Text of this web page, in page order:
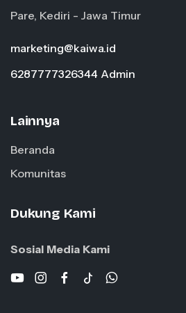
Pare, Kediri - Jawa Timur
marketing@kaiwa.id
6287777326344 Admin
Lainnya
Beranda
Komunitas
Dukung Kami
Sosial Media Kami